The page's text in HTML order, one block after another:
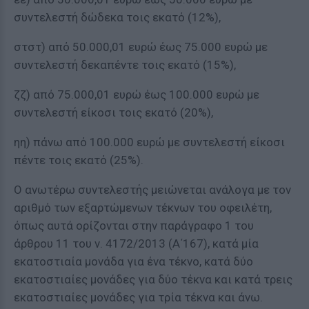
συντελεστή δώδεκα τοις εκατό (12%),
στστ) από 50.000,01 ευρώ έως 75.000 ευρώ με
συντελεστή δεκαπέντε τοις εκατό (15%),
ζζ) από 75.000,01 ευρώ έως 100.000 ευρώ με
συντελεστή είκοσι τοις εκατό (20%),
ηη) πάνω από 100.000 ευρώ με συντελεστή είκοσι
πέντε τοις εκατό (25%).
Ο ανωτέρω συντελεστής μειώνεται ανάλογα με τον
αριθμό των εξαρτώμενων τέκνων του οφειλέτη,
όπως αυτά ορίζονται στην παράγραφο 1 του
άρθρου 11 του ν. 4172/2013 (Α΄167), κατά μία
εκατοστιαία μονάδα για ένα τέκνο, κατά δύο
εκατοστιαίες μονάδες για δύο τέκνα και κατά τρεις
εκατοστιαίες μονάδες για τρία τέκνα και άνω.